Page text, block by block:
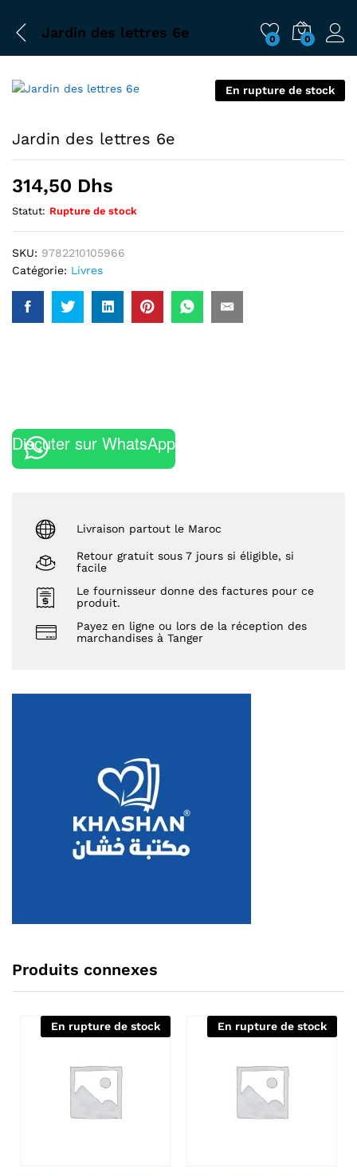
Jardin des lettres 6e 0 0
En rupture de stock
Jardin des lettres 6e
314,50 Dhs
Statut: Rupture de stock
SKU: 9782210105966
Catégorie: Livres
Discuter sur WhatsApp
Livraison partout le Maroc
Retour gratuit sous 7 jours si éligible, si
facile
Le fournisseur donne des factures pour ce
produit.
Payez en ligne ou lors de la réception des
marchandises à Tanger
Produits connexes
En rupture de stock En rupture de stock